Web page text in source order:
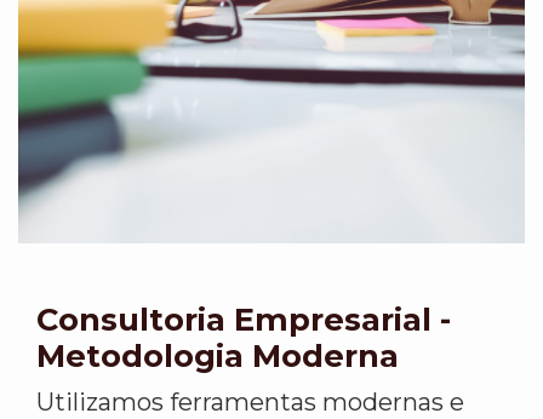
Consultoria Empresarial -
Metodologia Moderna
Utilizamos ferramentas modernas e